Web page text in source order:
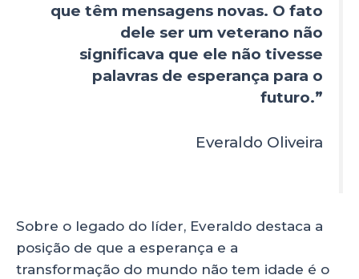
que têm mensagens novas. O fato
dele ser um veterano não
significava que ele não tivesse
palavras de esperança para o
futuro.”
Everaldo Oliveira
Sobre o legado do líder, Everaldo destaca a
posição de que a esperança e a
transformação do mundo não tem idade é o